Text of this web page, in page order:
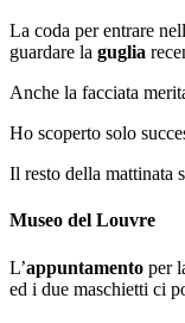
La coda per entrare
guardare la guglia
Anche la facciata
Ho scoperto solo
Il resto della mattinata
Museo del Louvre
L’appuntamento per
ed i due maschietti ci